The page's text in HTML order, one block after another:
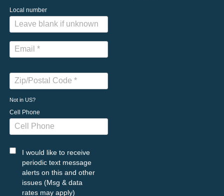
Local number
Not in US?
Cell Phone
I would like to receive
periodic text message
alerts on this and other
issues (Msg & data
rates may apply)